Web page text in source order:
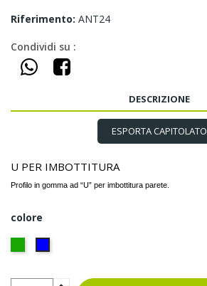
Riferimento: ANT24
Condividi su :
DESCRIZIONE
ESPORTA CAPITOLATO
U PER IMBOTTITURA
Profilo in gomma ad “U” per imbottitura parete.
colore